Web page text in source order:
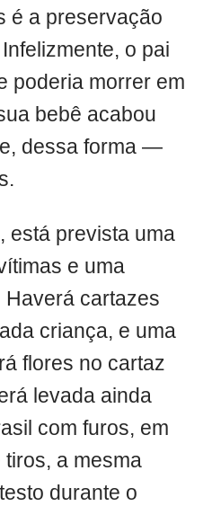
é a preservação
o pai
poderia morrer em
bebê acabou
dessa forma —
está prevista uma
e uma
Haverá cartazes
criança, e uma
flores no cartaz
levada ainda
com furos, em
a mesma
durante o